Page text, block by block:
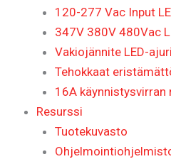
120-277 Vac Input
347V 380V 480Vac
Vakiojännite LED-
Tehokkaat
16A käynnistysvirran
Resurssi
Tuotekuvasto